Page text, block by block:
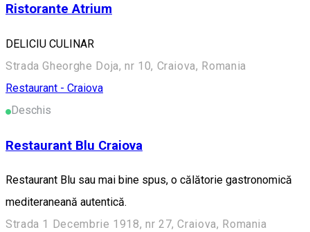
Ristorante Atrium
DELICIU CULINAR
Strada Gheorghe Doja, nr 10, Craiova, Romania
Restaurant - Craiova
Deschis
Restaurant Blu Craiova
Restaurant Blu sau mai bine spus, o călătorie gastronomică
mediteraneană autentică.
Strada 1 Decembrie 1918, nr 27, Craiova, Romania